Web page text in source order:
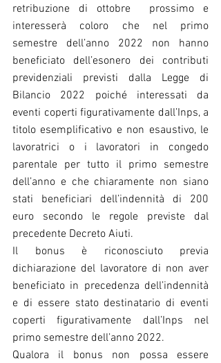
retribuzione di ottobre  prossimo e
interesserà coloro che nel primo
semestre dell’anno 2022 non hanno
beneficiato dell’esonero dei contributi
previdenziali previsti dalla Legge di
Bilancio 2022 poiché interessati da
eventi coperti figurativamente dall’Inps, a
titolo esemplificativo e non esaustivo, le
lavoratrici o i lavoratori in congedo
parentale per tutto il primo semestre
dell’anno e che chiaramente non siano
stati beneficiari dell’indennità di 200
euro secondo le regole previste dal
precedente Decreto Aiuti.
Il bonus è riconosciuto previa
dichiarazione del lavoratore di non aver
beneficiato in precedenza dell’indennità
e di essere stato destinatario di eventi
coperti figurativamente dall’Inps nel
primo semestre dell’anno 2022.
Qualora il bonus non possa essere